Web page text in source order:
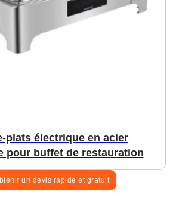
plats électrique en acier
pour buffet de restauration
un devis rapide et gratuit